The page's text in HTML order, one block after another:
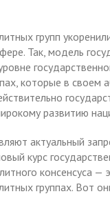
групп
Так, модель
которые в
развитию
актуальный
курс
консенсуса
группах. Вот